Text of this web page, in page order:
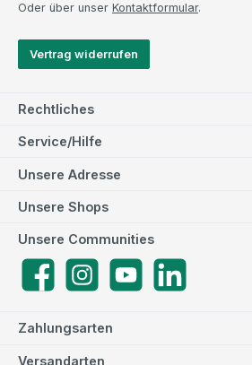
Oder über unser Kontaktformular.
Vertrag widerrufen
Rechtliches
Service/Hilfe
Zahlungsarten
Versandarten
Unsere Adresse
Unsere Communities
FacebookInstagramYouTube
Unsere Shops